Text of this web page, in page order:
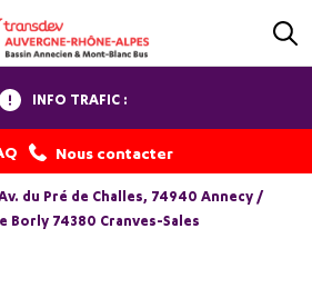
INFO TRAFIC :
Nous contacter
Av. du Pré de Challes, 74940 Annecy /
Borly 74380 Cranves-Sales